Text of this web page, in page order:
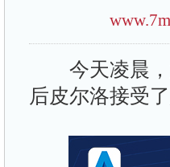
今天凌晨，
后皮尔洛接受